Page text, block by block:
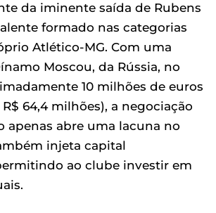
da iminente saída de Rubens
formado nas categorias
Atlético-MG. Com uma
Moscou, da Rússia, no
10 milhões de euros
64,4 milhões), a negociação
apenas abre uma lacuna no
injeta capital
ao clube investir em